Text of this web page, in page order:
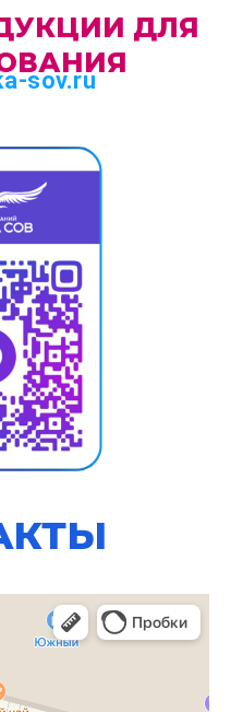
ДЛЯ
sov.ru